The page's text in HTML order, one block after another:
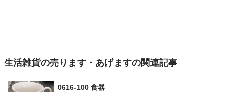
生活雑貨の売ります・あげますの関連記事
0616-100 食器